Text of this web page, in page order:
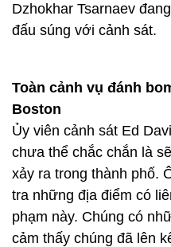
Dzhokhar Tsarnaev
đấu súng với cảnh sát.
Toàn cảnh vụ đánh
Boston
Ủy viên cảnh sát Ed
chưa thể chắc chắn là
xảy ra trong thành phố.
tra những địa điểm có
phạm này. Chúng có
cảm thấy chúng đã lên